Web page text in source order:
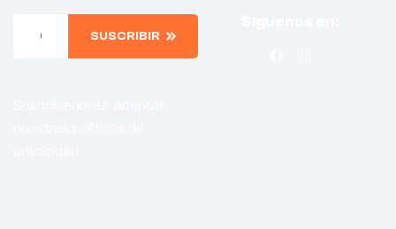
SUSCRIBIR